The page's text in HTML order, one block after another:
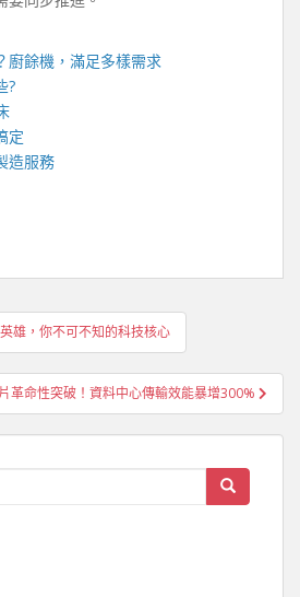
廚餘機 ，滿足多樣需求
?
定
造服務
雄，你不可不知的科技核心
革命性突破！資料中心傳輸效能暴增300%